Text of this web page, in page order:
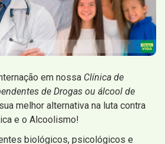
em nossa Clínica de
de Drogas ou álcool de
melhor alternativa na luta contra
e o Alcoolismo!
biológicos, psicológicos e